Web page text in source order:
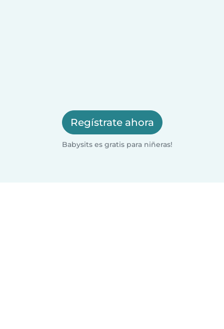
Regístrate ahora
Babysits es gratis para niñeras!